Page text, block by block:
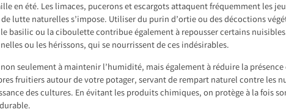
en été. Les limaces, pucerons et escargots attaquent fréquemment les
lutte naturelles s’impose. Utiliser du purin d’ortie ou des décoctions
basilic ou la ciboulette contribue également à repousser certains
ou les hérissons, qui se nourrissent de ces indésirables.
seulement à maintenir l’humidité, mais également à réduire la
fruitiers autour de votre potager, servant de rempart naturel contre les
des cultures. En évitant les produits chimiques, on protège à la fois